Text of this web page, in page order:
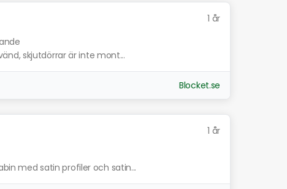
1 år
skjutdörrar är inte mont...
Blocket.se
1 år
med satin profiler och satin...